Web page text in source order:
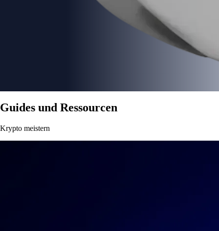
Guides und Ressourcen
Krypto meistern